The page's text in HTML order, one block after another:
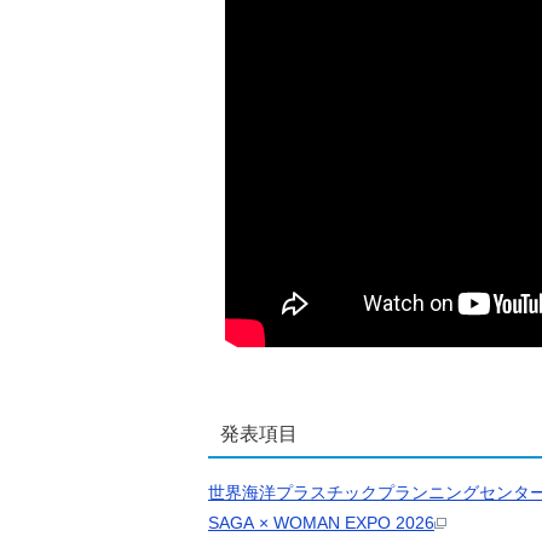
発表項目
世界海洋プラスチックプランニングセンタ
SAGA × WOMAN EXPO 2026